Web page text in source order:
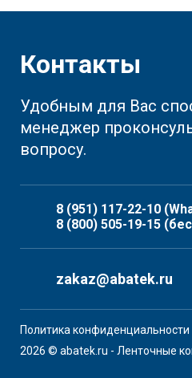
Контакты
Удобным для Вас
менеджер
вопросу.
8 (951) 117-22-10
8 (800) 505-19-15
zakaz@abatek.ru
Политика конфиденциальности
2026 © abatek.ru - Ленточные